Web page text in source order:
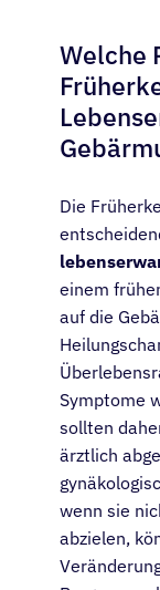
Welche
Die
einem
auf die
Symptome
sollten
ärztlich
wenn sie
abzielen,